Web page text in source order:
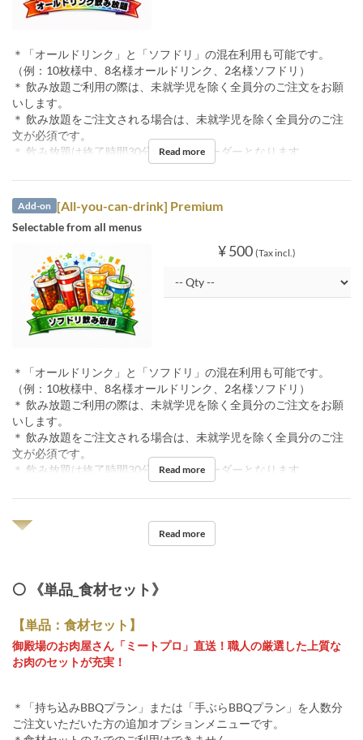
＊「オールドリンク」と「ソフドリ」の混在利用も可能です。
（例：10枚様中、8名様オールドリンク、2名様ソフドリ）
＊ 飲み放題ご利用の際は、未就学児を除く全員分のご注文をお願
いします。
＊ 飲み放題をご注文される場合は、未就学児を除く全員分のご注
文が必須です。
＊ 飲み放題は終了時間30分前ラストオーダーとなります。
Read more
Add-on [All-you-can-drink] Premium
Selectable from all menus
¥ 500 (Tax incl.)
＊「オールドリンク」と「ソフドリ」の混在利用も可能です。
（例：10枚様中、8名様オールドリンク、2名様ソフドリ）
＊ 飲み放題ご利用の際は、未就学児を除く全員分のご注文をお願
いします。
＊ 飲み放題をご注文される場合は、未就学児を除く全員分のご注
文が必須です。
＊ 飲み放題は終了時間30分前ラストオーダーとなります。
Read more
◥◤
Read more
⚪️ 《単品_食材セット》
【単品：食材セット】
御殿場のお肉屋さん「ミートプロ」直送！職人の厳選した上質な
お肉のセットが充実！
＊「持ち込みBBQプラン」または「手ぶらBBQプラン」を人数分
ご注文いただいた方の追加オプションメニューです。